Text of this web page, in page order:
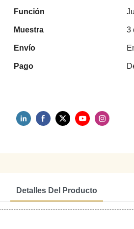
Función
Muestra 3
Envío
Pago
Detalles Del Producto